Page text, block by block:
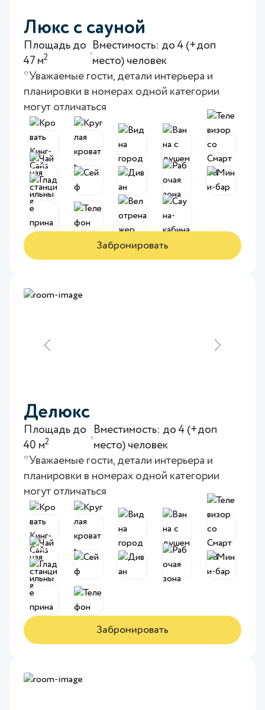
Люкс с сауной
Площадь до
47 м2
Вместимость: до 4 (+доп
место) человек
*Уважаемые гости, детали интерьера и
планировки в номерах одной категории
могут отличаться
Забронировать
Делюкс
Площадь до
40 м2
Вместимость: до 4 (+доп
место) человек
*Уважаемые гости, детали интерьера и
планировки в номерах одной категории
могут отличаться
Забронировать